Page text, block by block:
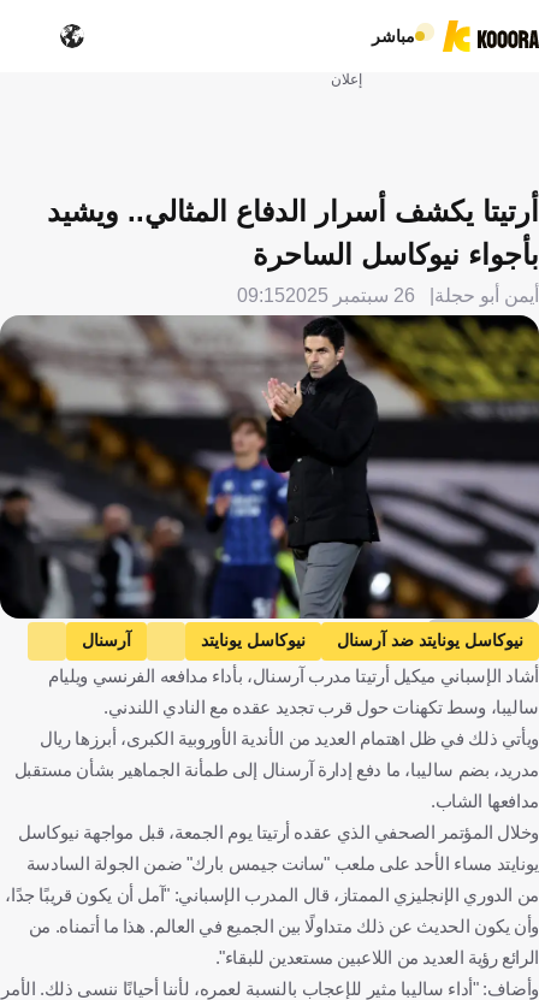
مباشر
إعلان
أرتيتا يكشف أسرار الدفاع المثالي.. ويشيد
بأجواء نيوكاسل الساحرة
أيمن أبو حجلة 26 سبتمبر 2025 09:15
Getty Images
نيوكاسل يونايتد ضد آرسنال نيوكاسل يونايتد
آرسنال
الدوري الإنجليزي الممتاز
ويليام ساليبا ميكيل آرتيتا
إنجلترا
فرنسا
إسبانيا كرة قدم
أشاد الإسباني ميكيل أرتيتا مدرب آرسنال، بأداء مدافعه الفرنسي ويليام
ساليبا، وسط تكهنات حول قرب تجديد عقده مع النادي اللندني.
ويأتي ذلك في ظل اهتمام العديد من الأندية الأوروبية الكبرى، أبرزها ريال
مدريد، بضم ساليبا، ما دفع إدارة آرسنال إلى طمأنة الجماهير بشأن مستقبل
مدافعها الشاب.
وخلال المؤتمر الصحفي الذي عقده أرتيتا يوم الجمعة، قبل مواجهة نيوكاسل
يونايتد مساء الأحد على ملعب "سانت جيمس بارك" ضمن الجولة السادسة
من الدوري الإنجليزي الممتاز، قال المدرب الإسباني: "آمل أن يكون قريبًا جدًا،
وأن يكون الحديث عن ذلك متداولًا بين الجميع في العالم. هذا ما أتمناه. من
الرائع رؤية العديد من اللاعبين مستعدين للبقاء".
وأضاف: "أداء ساليبا مثير للإعجاب بالنسبة لعمره، لأننا أحيانًا ننسى ذلك. الأمر